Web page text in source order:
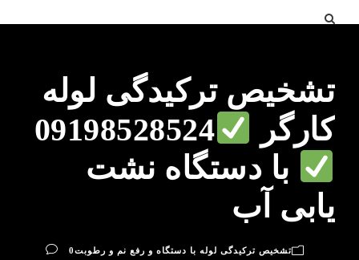
تشخیص ترکیدگی لوله
کارگر
09198528524
با دستگاه نشت
یابی آب
تشخیص ترکیدگی لوله با دستگاه و رفع نم و رطوبت0